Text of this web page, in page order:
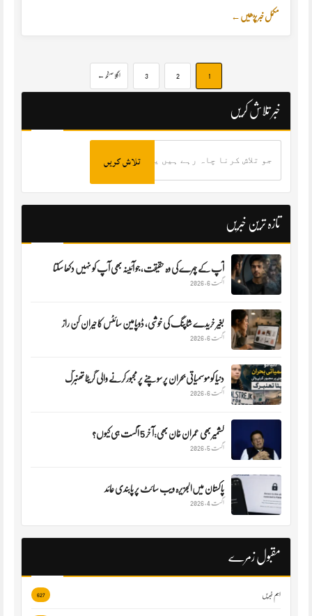
خبر تلاش کریں
چاہ
رہے
ہیں
یہاں
لکھیں
تازہ ترین خبریں
آپ کے چہرے کی وہ حقیقت، جو آئینہ بھی آپ کو نہیں دکھا سکتا
اگست 6, 2026
بغیر خریدے شاپنگ کی خوشی، ڈوپامین سائٹس کا حیران کن راز
اگست 6, 2026
دنیا کو موسمیاتی بحران پر سوچنے پر مجبورکرنے والی گریٹا تھنبرگ
اگست 6, 2026
کشمیر بھی عمران خان بھی:آ خر 5 اگست ہی کیوں؟
اگست 5, 2026
پاکستان میں‌الجزیرہ ویب سائٹ پر پابندی عائد
اگست 4, 2026
مقبول زمرے
اہم خبریں 627
مکمل خبر پڑھیں ←
1
2
3 اگلا صفحہ ←